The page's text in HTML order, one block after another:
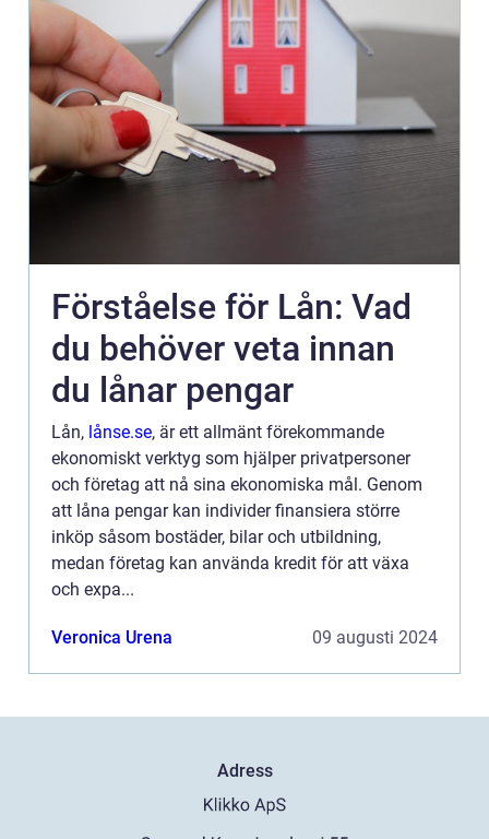
Förståelse för Lån: Vad
du behöver veta innan
du lånar pengar
Lån, lånse.se, är ett allmänt förekommande
ekonomiskt verktyg som hjälper privatpersoner
och företag att nå sina ekonomiska mål. Genom
att låna pengar kan individer finansiera större
inköp såsom bostäder, bilar och utbildning,
medan företag kan använda kredit för att växa
och expa...
Veronica Urena 09 augusti 2024
Adress